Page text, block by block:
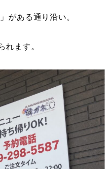
がある通り沿い。
れます。